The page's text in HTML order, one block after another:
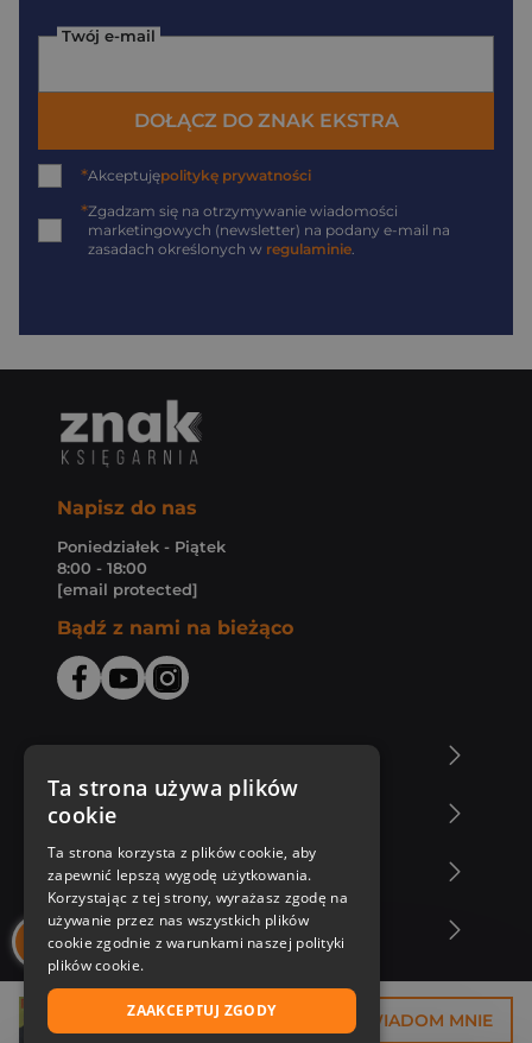
33,68 zł POWIADOM MNIE
Twój e-mail
DOŁĄCZ DO ZNAK EKSTRA
*Akceptujępolitykę prywatności
*Zgadzam się na otrzymywanie wiadomości
marketingowych (newsletter) na podany e-mail na
zasadach określonych w regulaminie.
Napisz do nas
Poniedziałek - Piątek
8:00 - 18:00
[email protected]
Bądź z nami na bieżąco
Zakupy u nas
Nasza oferta
Nasi autorzy
Ta strona używa plików
cookie
Ta strona korzysta z plików cookie, aby
zapewnić lepszą wygodę użytkowania.
Korzystając z tej strony, wyrażasz zgodę na
używanie przez nas wszystkich plików
cookie zgodnie z warunkami naszej polityki
plików cookie.
ZAAKCEPTUJ ZGODY